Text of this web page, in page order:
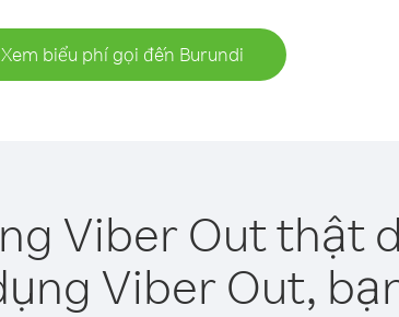
Xem biểu phí gọi đến Burundi
Viber Out thật
Viber Out,